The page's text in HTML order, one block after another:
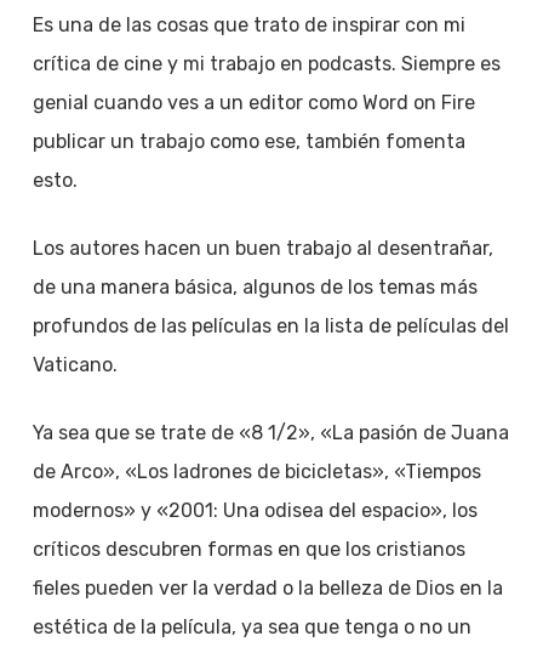
Es una de las cosas que trato de inspirar con mi
crítica de cine y mi trabajo en podcasts. Siempre es
genial cuando ves a un editor como Word on Fire
publicar un trabajo como ese, también fomenta
esto.
Los autores hacen un buen trabajo al desentrañar,
de una manera básica, algunos de los temas más
profundos de las películas en la lista de películas del
Vaticano.
Ya sea que se trate de «8 1/2», «La pasión de Juana
de Arco», «Los ladrones de bicicletas», «Tiempos
modernos» y «2001: Una odisea del espacio», los
críticos descubren formas en que los cristianos
fieles pueden ver la verdad o la belleza de Dios en la
estética de la película, ya sea que tenga o no un